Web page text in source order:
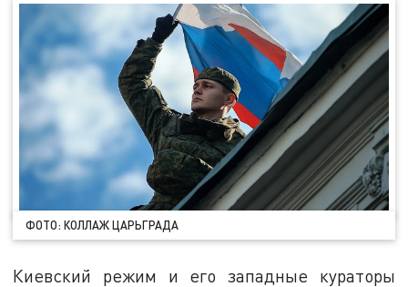
ФОТО: КОЛЛАЖ ЦАРЬГРАДА
Киевский режим и его западные кураторы